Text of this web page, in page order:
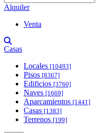
Alquiler
Venta
Casas
Locales [10493]
Pisos [8367]
Edificios [3760]
Naves [1669]
Aparcamientos [1441]
Casas [1383]
Terrenos [199]